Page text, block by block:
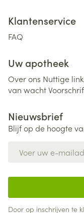
Klantenservice
FAQ
Uw apotheek
Over ons Nuttige
van wacht
Nieuwsbrief
Blijf op de hoogte
Door op inschrijven te